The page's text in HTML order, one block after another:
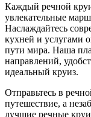
Каждый речной
увлекательные
Наслаждайтесь
кухней и услугами
пути мира. Наша
направлений,
идеальный круиз.
Отправьтесь в
путешествие, а
лучшие речные